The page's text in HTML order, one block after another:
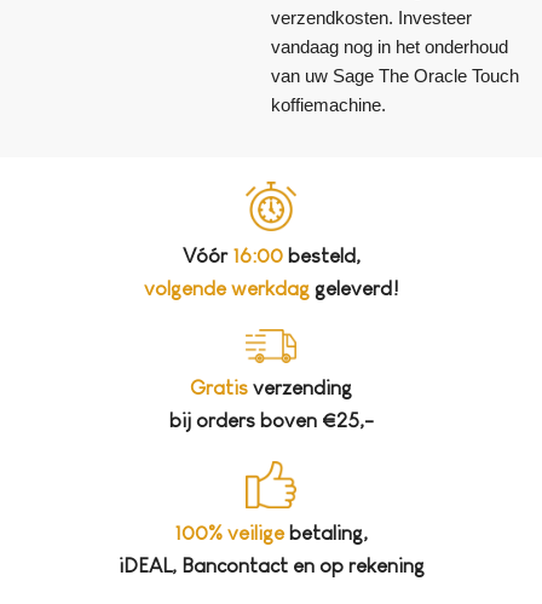
verzendkosten. Investeer
vandaag nog in het onderhoud
van uw Sage The Oracle Touch
koffiemachine.
Vóór 16:00besteld,
volgende werkdaggeleverd!
Gratis verzending
bij orders boven €25,-
100% veiligebetaling,
iDEAL, Bancontact en op rekening